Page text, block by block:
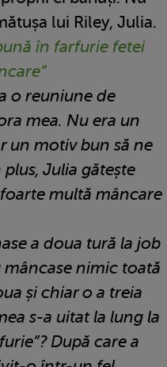
lui Riley, Julia.
în farfurie fetei
o reuniune de
mea. Nu era un
un motiv bun să ne
Julia gătește
multă mâncare
a doua tură la job
nimic toată
și chiar o a treia
s-a uitat la lung la
După care a